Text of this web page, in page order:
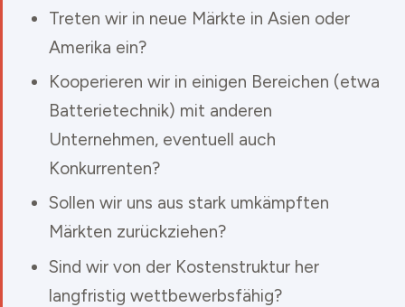
Treten wir in neue Märkte in Asien oder
Amerika ein?
Kooperieren wir in einigen Bereichen (etwa
Batterietechnik) mit anderen
Unternehmen, eventuell auch
Konkurrenten?
Sollen wir uns aus stark umkämpften
Märkten zurückziehen?
Sind wir von der Kostenstruktur her
langfristig wettbewerbsfähig?